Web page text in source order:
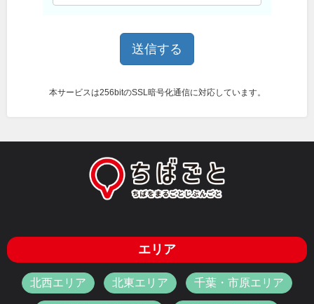
本サービスは256bitのSSL暗号化通信に対応しています。
エリア
北西エリア 北東エリア 千葉・市原エリア